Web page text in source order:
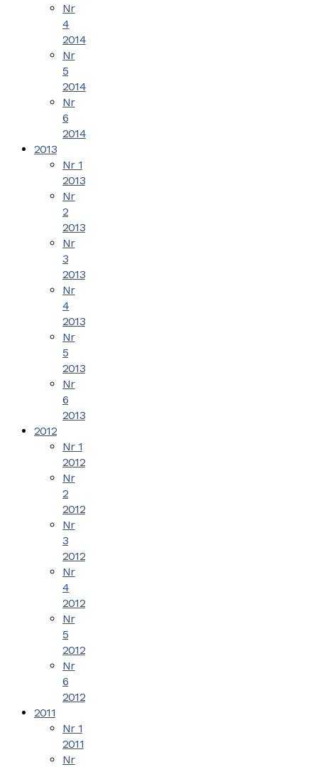
Nr
4
2014
Nr
5
2014
Nr
6
2014
2013
Nr 1
2013
Nr
2
2013
Nr
3
2013
Nr
4
2013
Nr
5
2013
Nr
6
2013
2012
Nr 1
2012
Nr
2
2012
Nr
3
2012
Nr
4
2012
Nr
5
2012
Nr
6
2012
2011
Nr 1
2011
Nr